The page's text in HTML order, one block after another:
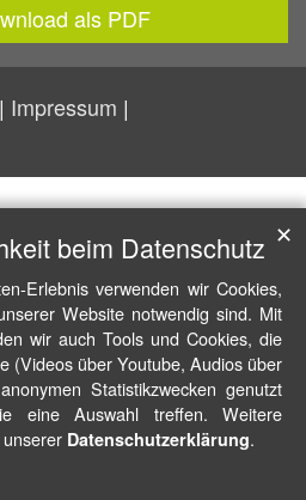
als PDF
Impressum |
beim Datenschutz
Erlebnis verwenden wir Cookies,
Website notwendig sind. Mit
wir auch Tools und Cookies, die
(Videos über Youtube, Audios über
Statistikzwecken genutzt
eine Auswahl treffen. Weitere
Datenschutzerklärung.
✕